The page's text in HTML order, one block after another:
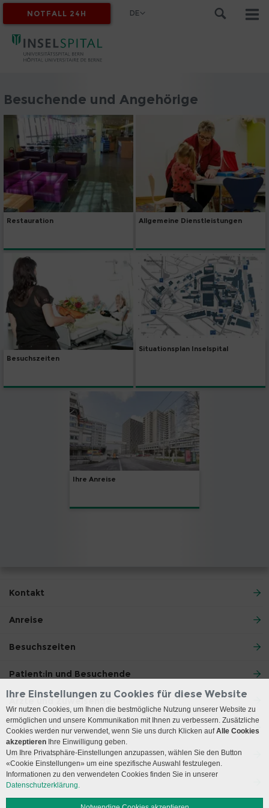
MYINSEL
NOTFALL 24H DE
Besuchende und Angehörige
Restauration Allgemeine Dienstleistungen
Besuchszeiten
Situationsplan Inselspital
Ihre Anreise
Kontakt
Anreise
Besuchszeiten
Patient:in und Besuchende
Ärzte und Zuweisende
Jobs und Karriere
Das Inselspital
Social Media
Ihre Einstellungen zu Cookies für diese Website
Wir nutzen Cookies, um Ihnen die bestmögliche Nutzung unserer Website zu
ermöglichen und unsere Kommunikation mit Ihnen zu verbessern. Zusätzliche
Cookies werden nur verwendet, wenn Sie uns durch Klicken aufAlle Cookies
akzeptieren Ihre Einwilligung geben.
Um Ihre Privatsphäre-Einstellungen anzupassen, wählen Sie den Button
«Cookie Einstellungen» um eine spezifische Auswahl festzulegen.
Informationen zu den verwendeten Cookies finden Sie in unserer
Datenschutzerklärung.